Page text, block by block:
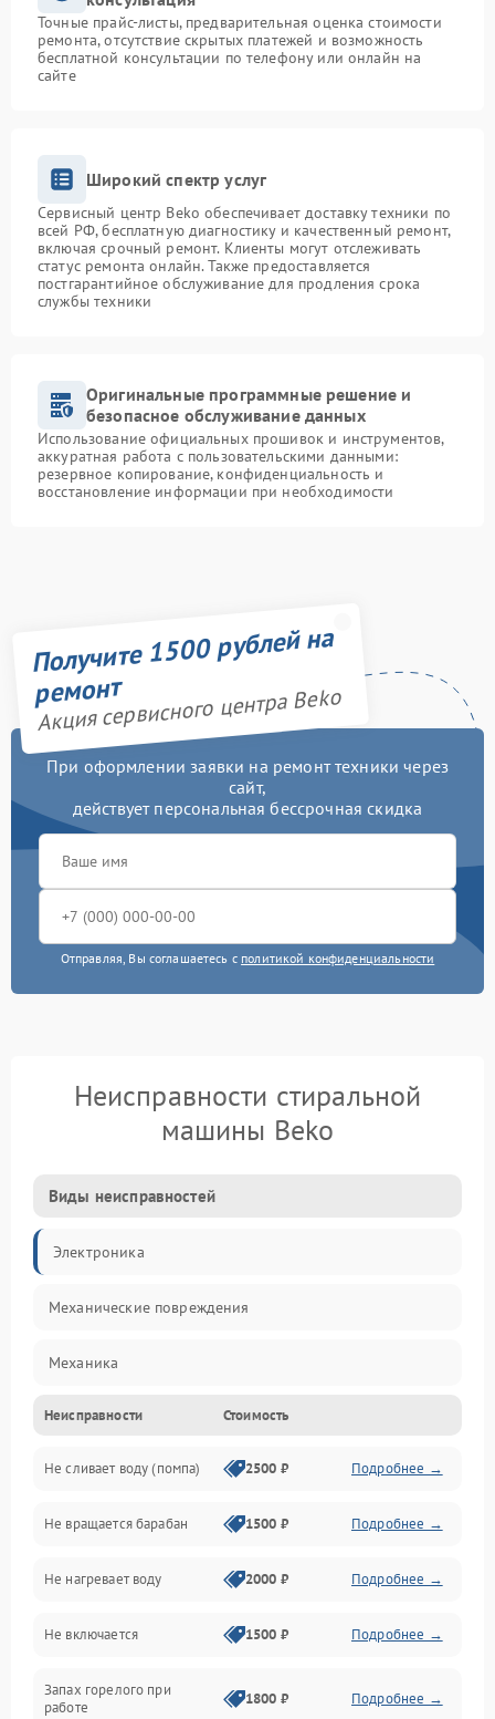
Точные прайс-листы, предварительная оценка стоимости
ремонта, отсутствие скрытых платежей и возможность
бесплатной консультации по телефону или онлайн на
сайте
Широкий спектр услуг
Сервисный центр Beko обеспечивает доставку техники по
всей РФ, бесплатную диагностику и качественный ремонт,
включая срочный ремонт. Клиенты могут отслеживать
статус ремонта онлайн. Также предоставляется
постгарантийное обслуживание для продления срока
службы техники
Оригинальные программные решение и
безопасное обслуживание данных
Использование официальных прошивок и инструментов,
аккуратная работа с пользовательскими данными:
резервное копирование, конфиденциальность и
восстановление информации при необходимости
Получите 1500 рублей на
ремонт
Акция сервисного центра Beko
При оформлении заявки на ремонт техники через
сайт,
действует персональная бессрочная скидка
Отправляя, Вы соглашаетесь с политикой конфиденциальности
Неисправности стиральной
машины Beko
Виды неисправностей
Электроника
Механические повреждения
Механика
Электропитание
Водоснабжение
Слив
Программное обеспечение
Неисправности Стоимость
Не сливает воду (помпа) 2500 ₽ Подробнее →
Не вращается барабан 1500 ₽ Подробнее →
Не нагревает воду 2000 ₽ Подробнее →
Не включается 1500 ₽ Подробнее →
Запах горелого при
работе
1800 ₽ Подробнее →